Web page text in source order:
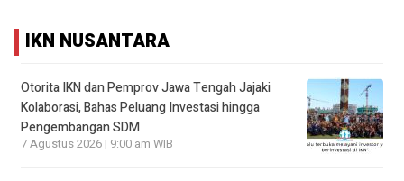
IKN NUSANTARA
Otorita IKN dan Pemprov Jawa Tengah Jajaki
Kolaborasi, Bahas Peluang Investasi hingga
Pengembangan SDM
7 Agustus 2026 | 9:00 am WIB